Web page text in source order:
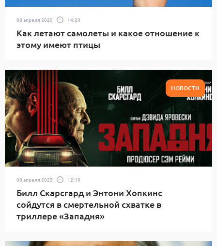
08 апреля 2025 14:20
Как летают самолеты и какое отношение к
этому имеют птицы
НОВОСТИ
08 апреля 2025 12:10
Билл Скарсгард и Энтони Хопкинс
сойдутся в смертельной схватке в
триллере «Западня»